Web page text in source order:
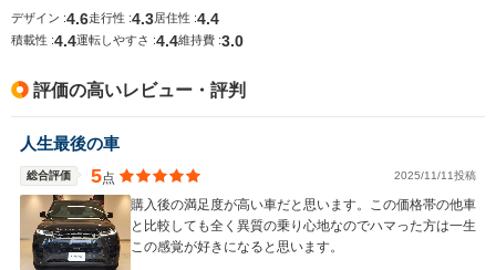
15.6km/L
デザイン :4.6走行性 :4.3 居住性 :4.4
積載性 :4.4運転しやすさ :4.4維持費 :3.0
評価の高いレビュー・評判
人生最後の車
総合評価 5点 2025/11/11投稿
購入後の満足度が高い車だと思います。この価格帯の他車
と比較しても全く異質の乗り心地なのでハマった方は一生
この感覚が好きになると思います。